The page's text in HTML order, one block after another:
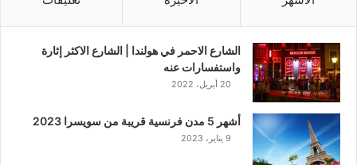
الشارع الاحمر في هولندا | الشارع الاكثر إثارة
واستفسارات عنه
20 أبريل، 2022
أشهر 5 مدن فرنسية قريبة من سويسرا 2023
9 يناير، 2023